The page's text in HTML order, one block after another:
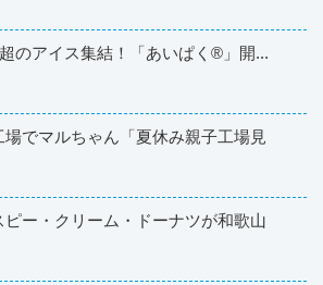
のアイス集結！「あいぱく®」開...
場でマルちゃん「夏休み親子工場見
ピー・クリーム・ドーナツが和歌山